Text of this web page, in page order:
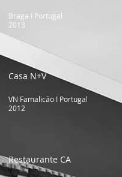
Braga I Portugal
2013
VN Famalicão I Portugal
2012
Casa N+V
Restaurante CA